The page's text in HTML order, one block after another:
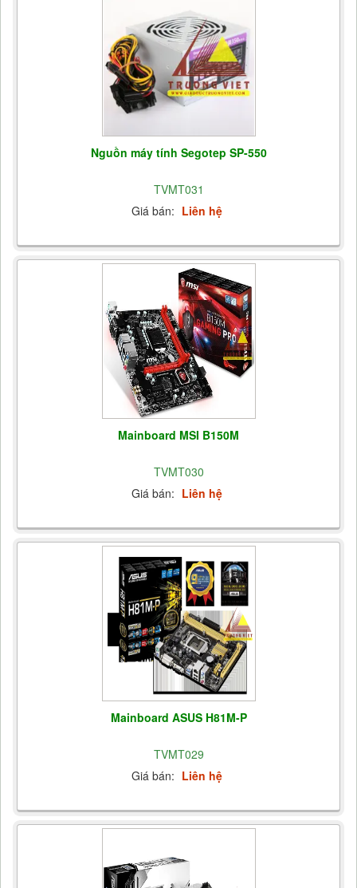
Nguồn máy tính Segotep SP-550
TVMT031
Giá bán: Liên hệ
Mainboard MSI B150M
TVMT030
Giá bán: Liên hệ
Mainboard ASUS H81M-P
TVMT029
Giá bán: Liên hệ